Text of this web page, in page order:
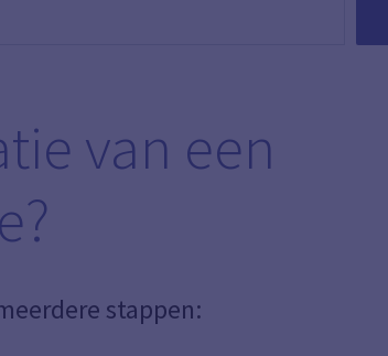
van een
stappen: